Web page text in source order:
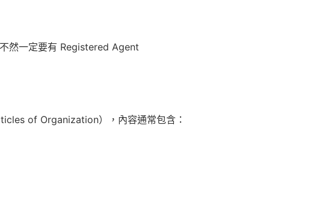
然一定要有 Registered Agent
of Organization），內容通常包含：